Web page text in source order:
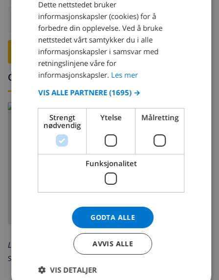
Avreise: Før: 10:00
RESERVER DENNE VILLAEN ›
Omgivelser
Les mer om:
Spania >
SPANISH
GERMAN
NORWEGIAN
Dette nettstedet bruker
informasjonskapsler (cookies) for å
forbedre din opplevelse. Ved å bruke
nettstedet vårt samtykker du i alle
informasjonskapsler i samsvar med
retningslinjene våre for
informasjonskapsler. Les mer
VIS ALLE PARTNERE (1695) →
Strengt
nødvendig
Ytelse Målretting
Funksjonalitet
GODTA ALLE
AVVIS ALLE
VIS DETALJER